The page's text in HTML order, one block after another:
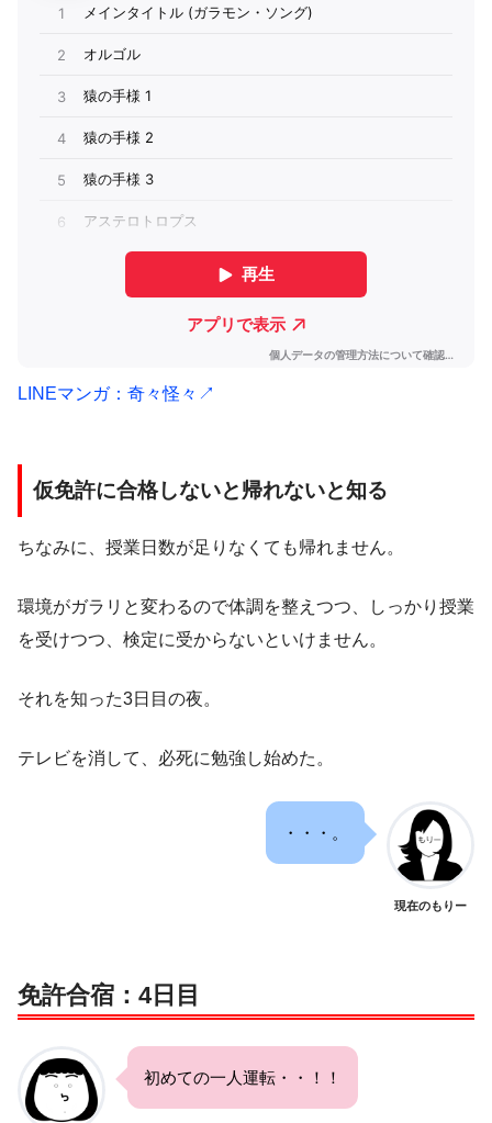
LINEマンガ：奇々怪々↗︎
仮免許に合格しないと帰れないと知る
ちなみに、授業日数が足りなくても帰れません。
環境がガラリと変わるので体調を整えつつ、しっかり授業
を受けつつ、検定に受からないといけません。
それを知った3日目の夜。
テレビを消して、必死に勉強し始めた。
・・・。
現在のもりー
免許合宿：4日目
初めての一人運転・・！！